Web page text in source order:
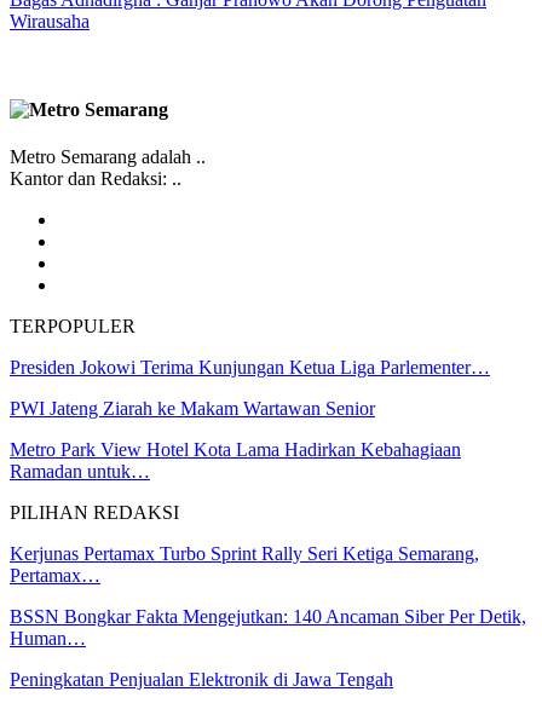
Wirausaha
Metro Semarang adalah ..
Kantor dan Redaksi: ..
TERPOPULER
Presiden Jokowi Terima Kunjungan Ketua Liga Parlementer…
PWI Jateng Ziarah ke Makam Wartawan Senior
Metro Park View Hotel Kota Lama Hadirkan Kebahagiaan
Ramadan untuk…
PILIHAN REDAKSI
Kerjunas Pertamax Turbo Sprint Rally Seri Ketiga Semarang,
Pertamax…
BSSN Bongkar Fakta Mengejutkan: 140 Ancaman Siber Per Detik,
Human…
Peningkatan Penjualan Elektronik di Jawa Tengah